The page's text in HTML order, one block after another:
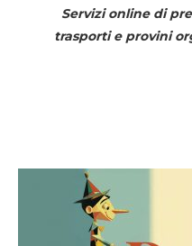
Servizi online di
trasporti e provini